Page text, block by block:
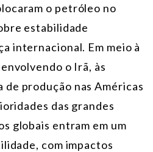
o petróleo no
estabilidade
internacional. Em meio à
o Irã, às
de produção nas Américas
das grandes
globais entram em um
com impactos